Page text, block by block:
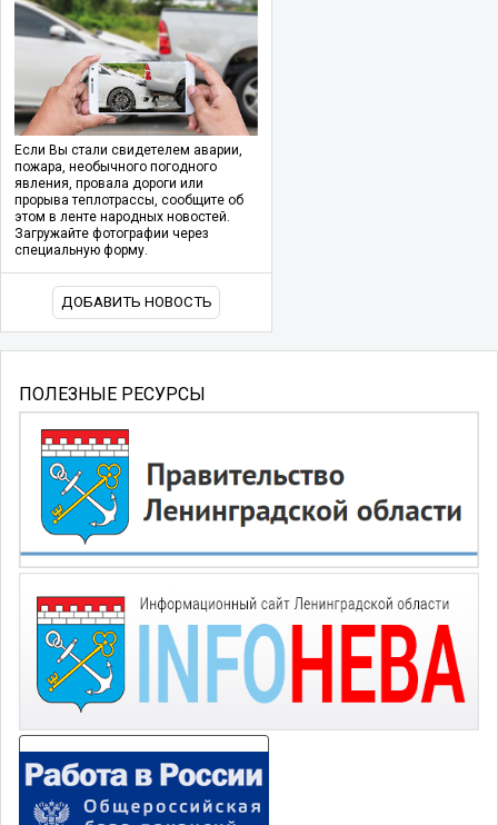
Если Вы стали свидетелем аварии,
пожара, необычного погодного
явления, провала дороги или
прорыва теплотрассы, сообщите об
этом в ленте народных новостей.
Загружайте фотографии через
специальную форму.
ДОБАВИТЬ НОВОСТЬ
ПОЛЕЗНЫЕ РЕСУРСЫ